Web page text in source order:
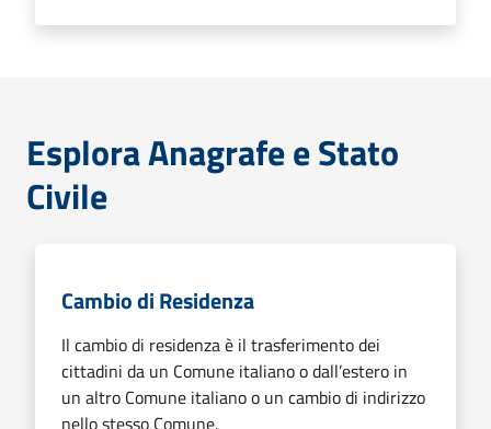
Esplora Anagrafe e Stato
Civile
Cambio di Residenza
Il cambio di residenza è il trasferimento dei
cittadini da un Comune italiano o dall’estero in
un altro Comune italiano o un cambio di indirizzo
nello stesso Comune.